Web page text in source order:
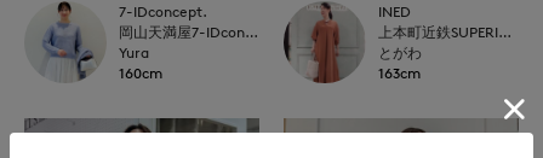
7-IDconcept.
岡山天満屋7-IDconcept.
Yura
160cm
INED
上本町近鉄SUPERIORCLOSET
とがわ
163cm